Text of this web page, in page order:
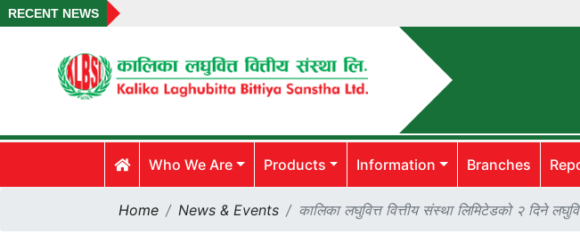
RECENT NEWS
Who We Are Products Information Branches
Home News & Events कालिका लघुवित्त वित्तीय संस्था लिमिटेडको २ दिने